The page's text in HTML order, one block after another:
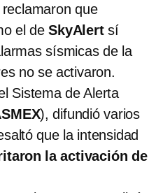
que
el deSkyAlertsí
sísmicas de la
no se activaron.
Sistema de Alerta
), difundió varios
que la intensidad
la activación de